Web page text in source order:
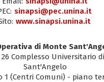
sinapsi@pec.unina.it
www.sinapsi.unina.it
di Monte
26 Complesso Universitario
Sant'Angelo
1 (Centri Comuni) - piano